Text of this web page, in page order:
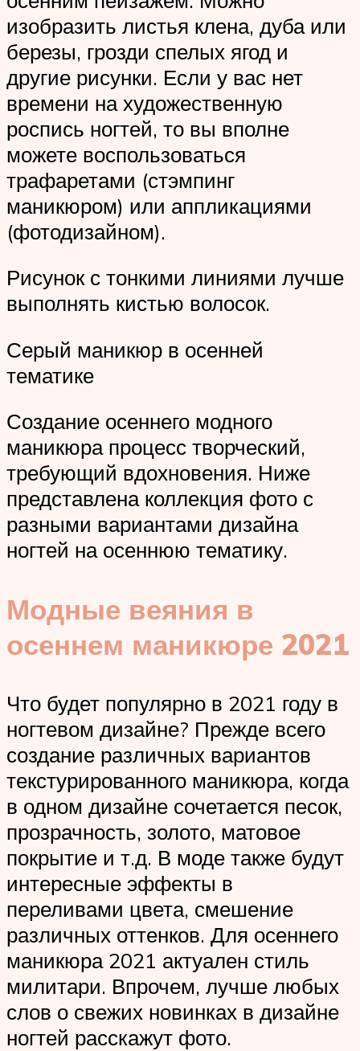
изобразить листья клена, дуба или
березы, грозди спелых ягод и
другие рисунки. Если у вас нет
времени на художественную
роспись ногтей, то вы вполне
можете воспользоваться
трафаретами (стэмпинг
маникюром) или аппликациями
(фотодизайном).
Рисунок с тонкими линиями лучше
выполнять кистью волосок.
Серый маникюр в осенней
тематике
Создание осеннего модного
маникюра процесс творческий,
требующий вдохновения. Ниже
представлена коллекция фото с
разными вариантами дизайна
ногтей на осеннюю тематику.
Модные веяния в
осеннем маникюре 2021
Что будет популярно в 2021 году в
ногтевом дизайне? Прежде всего
создание различных вариантов
текстурированного маникюра, когда
в одном дизайне сочетается песок,
прозрачность, золото, матовое
покрытие и т.д. В моде также будут
интересные эффекты в
переливами цвета, смешение
различных оттенков. Для осеннего
маникюра 2021 актуален стиль
милитари. Впрочем, лучше любых
слов о свежих новинках в дизайне
ногтей расскажут фото.